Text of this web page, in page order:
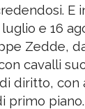
E
e 16
Zedde,
cavalli
diritto,